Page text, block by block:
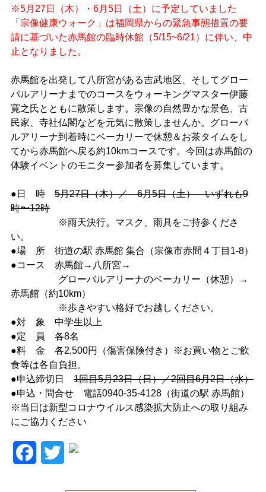
※5月27日（木）・6月5日（土）に予定していました
「宗像健康ウォーク」は福岡県からの緊急事態措置の要
請に基づいた赤馬館の臨時休館（5/15~6/21）に伴い、中
止となりました。
赤馬館を出発して八所宮がある吉武地区、そしてグロー
バルアリーナまでのコースをウォーキングマスター伊藤
寛之氏とともに散策します。宗像の自然豊かな景色、古
民家、寺社仏閣などを元気に散策しませんか。グローバ
ルアリーナ到着時にベーカリーで休憩＆お茶タイムをし
てから赤馬館へ戻る約10kmコースです。今回は赤馬館の
体験イベントのモニター参加者を募集しています。
●日 時 5月27日（木）／ 6月5日（土） いずれも9
時〜12時
※雨天決行。マスク、雨具をご持参くださ
い。
●場 所 街道の駅 赤馬館 集合（宗像市赤間４丁目1-8）
●コース 赤馬館→八所宮→
グローバルアリーナのベーカリー（休憩）→
赤馬館（約10km）
※歩きやすい格好でお越しください。
●対 象 中学生以上
●定 員 各8名
●料 金 各2,500円（傷害保険付き）※お買い物とご飲
食等は各自負担。
●申込締切日 1回目5月23日（日）／2回目6月2日（水）
●申込・問合せ 電話0940-35-4128（街道の駅 赤馬館）
※当日は新型コロナウイルス感染拡大防止への取り組み
にご協力ください
a
w